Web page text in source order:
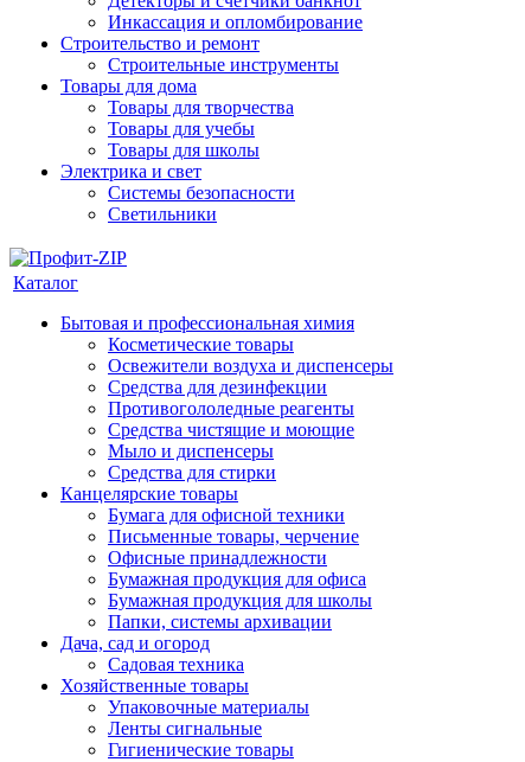
Инкассация и опломбирование
Строительство и ремонт
Строительные инструменты
Товары для дома
Товары для творчества
Товары для учебы
Товары для школы
Электрика и свет
Системы безопасности
Светильники
Каталог
Бытовая и профессиональная химия
Косметические товары
Освежители воздуха и диспенсеры
Средства для дезинфекции
Противогололедные реагенты
Средства чистящие и моющие
Мыло и диспенсеры
Средства для стирки
Канцелярские товары
Бумага для офисной техники
Письменные товары, черчение
Офисные принадлежности
Бумажная продукция для офиса
Бумажная продукция для школы
Папки, системы архивации
Дача, сад и огород
Садовая техника
Хозяйственные товары
Упаковочные материалы
Ленты сигнальные
Гигиенические товары